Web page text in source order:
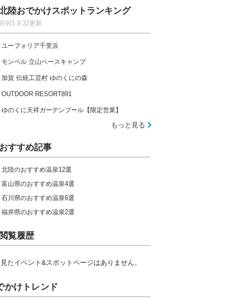
陸おでかけスポットランキング
9日 9:32更新
ユーフォリア千里浜
モンベル 立山ベースキャンプ
加賀 伝統工芸村 ゆのくにの森
OUTDOOR RESORT891
ゆのくに天祥ガーデンプール【限定営業】
もっと見る
おすすめ記事
北陸のおすすめ温泉12選
富山県のおすすめ温泉4選
石川県のおすすめ温泉6選
福井県のおすすめ温泉2選
閲覧履歴
たイベント&スポットページはありません。
かけトレンド